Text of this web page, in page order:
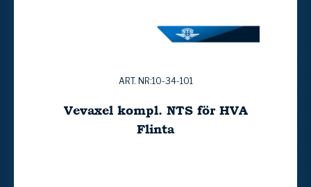
ART. NR:10-34-101
Vevaxel kompl. NTS för HVA
Flinta